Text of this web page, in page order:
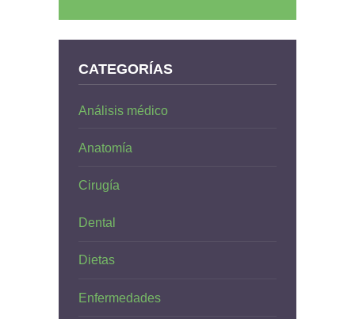
CATEGORÍAS
Análisis médico
Anatomía
Cirugía
Dental
Dietas
Enfermedades